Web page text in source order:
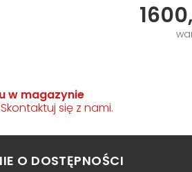
w magazynie
się z nami.
O DOSTĘPNOŚCI